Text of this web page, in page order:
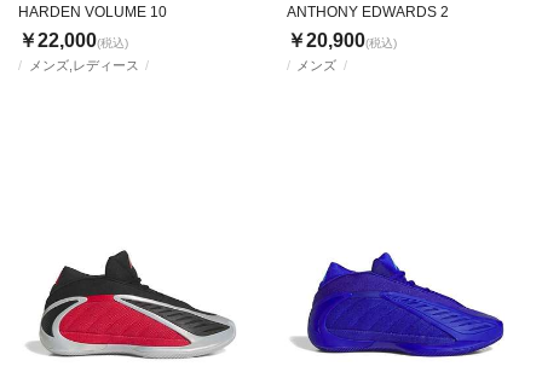
メンズ,レディース
HARDEN VOLUME 10
￥22,000(税込)
メンズ
ANTHONY EDWARDS 2
￥20,900(税込)